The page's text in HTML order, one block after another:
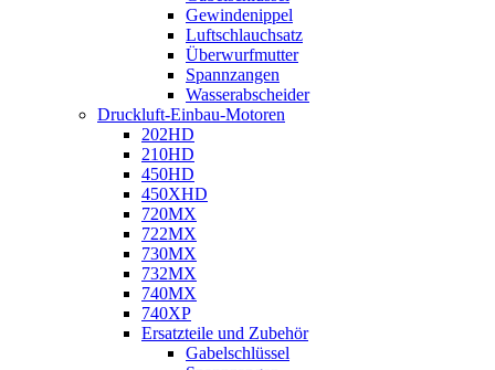
Gewindenippel
Luftschlauchsatz
Überwurfmutter
Spannzangen
Wasserabscheider
Druckluft-Einbau-Motoren
202HD
210HD
450HD
450XHD
720MX
722MX
730MX
732MX
740MX
740XP
Ersatzteile und Zubehör
Gabelschlüssel